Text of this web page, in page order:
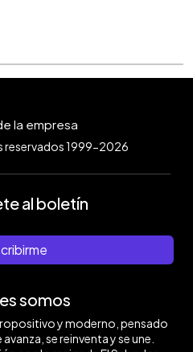
reservados 1999-2026
al boletín
somos
y moderno, pensado
se reinventa y se une.